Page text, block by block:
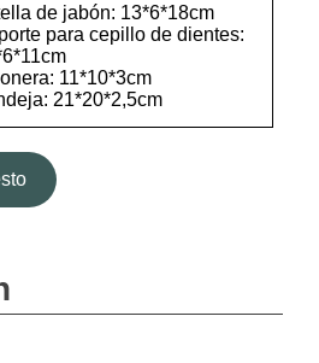
de jabón: 13*6*18cm
para cepillo de dientes:
11*10*3cm
21*20*2,5cm